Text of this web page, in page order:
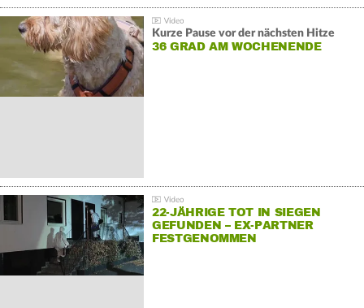
Kurze Pause vor der nächsten Hitze
36 GRAD AM WOCHENENDE
22-JÄHRIGE TOT IN SIEGEN
GEFUNDEN – EX-PARTNER
FESTGENOMMEN